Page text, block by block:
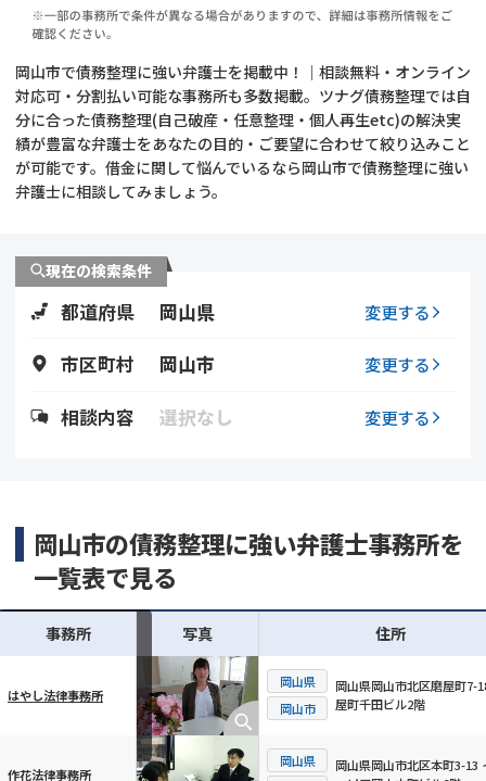
借金返済相談・交渉
任意整理
時効援用
会社破産・法人破産
費用相場
コラム
債務整理
個人再生（民事再生）
岡山市で債務整理に強い弁護士を掲載中！｜相談無料・オンライン
対応可・分割払い可能な事務所も多数掲載。ツナグ債務整理では自
分に合った債務整理(自己破産・任意整理・個人再生etc)の解決実
績が豊富な弁護士をあなたの目的・ご要望に合わせて絞り込みこと
が可能です。借金に関して悩んでいるなら岡山市で債務整理に強い
弁護士に相談してみましょう。
現在の検索条件
都道府県 岡山県 変更する
市区町村 岡山市 変更する
相談内容 選択なし 変更する
岡山市の債務整理に強い弁護士事務所を
一覧表で見る
横スクロール可能
事務所 写真 住所
はやし法律事務所
岡山県
岡山市
岡山県岡山市北区磨屋町7-
屋町千田ビル2階
作花法律事務所
岡山県
岡山県岡山市北区本町3-13